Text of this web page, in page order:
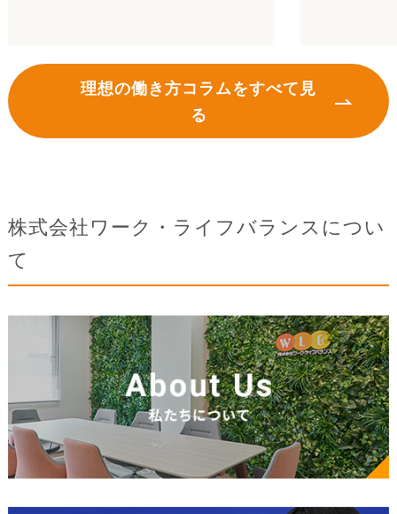
理想の働き方コラムをすべて見
る
株式会社ワーク・ライフバランスについ
て